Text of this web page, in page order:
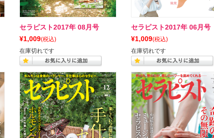
セラピスト2017年 08月号
¥1,009(税込)
在庫切れです
セラピスト2017年 06月号
¥1,009(税込)
在庫切れです